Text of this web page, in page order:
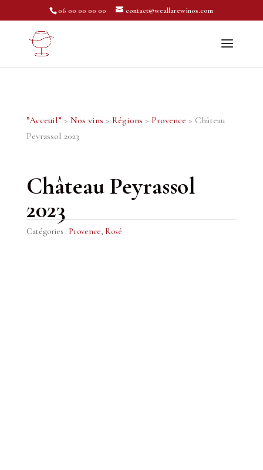
06 00 00 00 00 contact@weallarewinos.com
”Acceuil” > Nos vins > Régions > Provence > Château
Peyrassol 2023
Château Peyrassol
2023
Catégories : Provence, Rosé